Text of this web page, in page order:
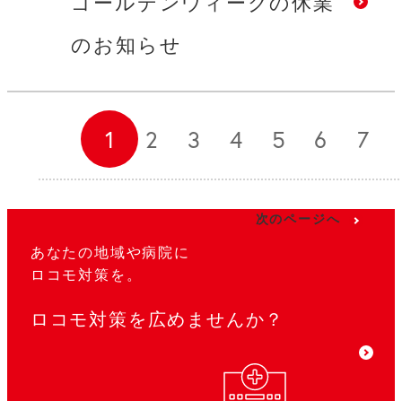
のお知らせ
1 2 3 4 5 6 7
次のページへ
あなたの地域や病院に
ロコモ対策を。
ロコモ対策を広めませんか？